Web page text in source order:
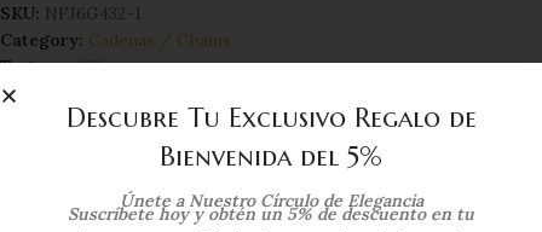
SKU: NFJ6G432-1
Category: Cadenas / Chains
Tag: oro 18kts
Compartir:
COLOR DEL ORO
Oro Amarillo
Descubre Tu Exclusivo Regalo de
Bienvenida del 5%
Únete a Nuestro Círculo de Elegancia
Suscríbete hoy y obtén un 5% de descuento en tu